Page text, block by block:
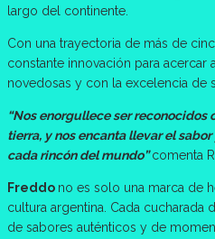
largo del continente.
Con una trayectoria de más de
constante innovación para acercar
novedosas y con la excelencia de
“Nos enorgullece ser reconocidos
tierra, y nos encanta llevar el
cada rincón del mundo”comenta
Freddo no es solo una marca de
cultura argentina. Cada cucharada
de sabores auténticos y de